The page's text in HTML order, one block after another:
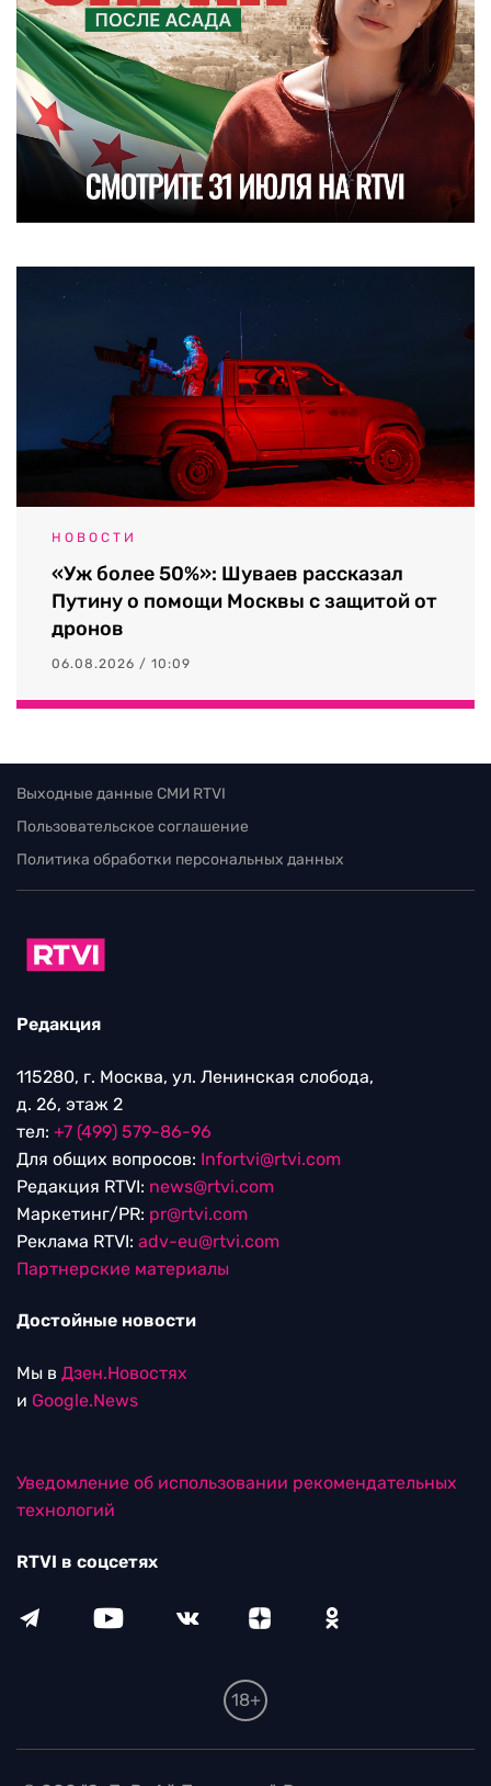
НОВОСТИ
«Уж более 50%»: Шуваев рассказал
Путину о помощи Москвы с защитой от
дронов
06.08.2026 / 10:09
Выходные данные СМИ RTVI
Пользовательское соглашение
Политика обработки персональных данных
Редакция
115280, г. Москва, ул. Ленинская слобода,
д. 26, этаж 2
тел: +7 (499) 579-86-96
Для общих вопросов: Infortvi@rtvi.com
Редакция RTVI: news@rtvi.com
Маркетинг/PR: pr@rtvi.com
Реклама RTVI: adv-eu@rtvi.com
Партнерские материалы
Достойные новости
Мы в Дзен.Новостях
и Google.News
Уведомление об использовании рекомендательных
технологий
RTVI в соцсетях
18+